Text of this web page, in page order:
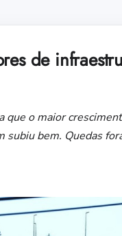
de
que o maior
subiu bem. Quedas